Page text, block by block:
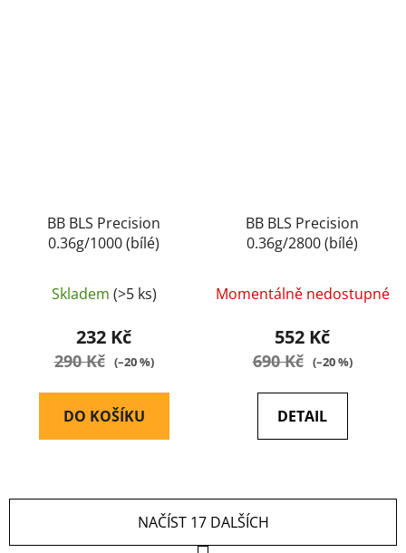
BB BLS Precision
0.36g/1000 (bílé)
Skladem (>5 ks)
232 Kč
290 Kč (–20 %)
DO KOŠÍKU
BB BLS Precision
0.36g/2800 (bílé)
Momentálně nedostupné
552 Kč
690 Kč (–20 %)
DETAIL
NAČÍST 17 DALŠÍCH